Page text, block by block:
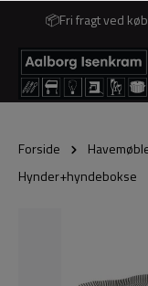
📦Fri fragt ved
Forside
Hynder+hyndebokse